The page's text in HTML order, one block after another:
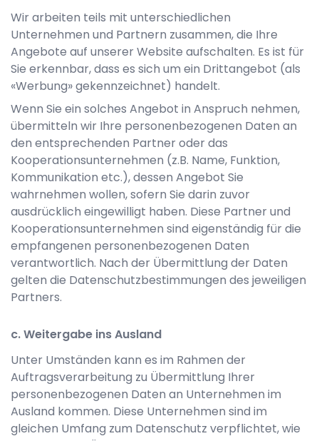
Wir arbeiten teils mit unterschiedlichen
Unternehmen und Partnern zusammen, die Ihre
Angebote auf unserer Website aufschalten. Es ist für
Sie erkennbar, dass es sich um ein Drittangebot (als
«Werbung» gekennzeichnet) handelt.
Wenn Sie ein solches Angebot in Anspruch nehmen,
übermitteln wir Ihre personenbezogenen Daten an
den entsprechenden Partner oder das
Kooperationsunternehmen (z.B. Name, Funktion,
Kommunikation etc.), dessen Angebot Sie
wahrnehmen wollen, sofern Sie darin zuvor
ausdrücklich eingewilligt haben. Diese Partner und
Kooperationsunternehmen sind eigenständig für die
empfangenen personenbezogenen Daten
verantwortlich. Nach der Übermittlung der Daten
gelten die Datenschutzbestimmungen des jeweiligen
Partners.
c. Weitergabe ins Ausland
Unter Umständen kann es im Rahmen der
Auftragsverarbeitung zu Übermittlung Ihrer
personenbezogenen Daten an Unternehmen im
Ausland kommen. Diese Unternehmen sind im
gleichen Umfang zum Datenschutz verpflichtet, wie